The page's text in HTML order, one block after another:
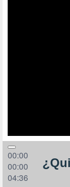
00:00
00:00
04:36